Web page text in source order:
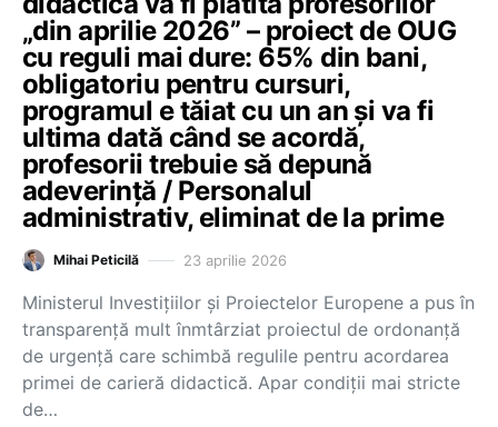
„din aprilie 2026” – proiect de OUG
cu reguli mai dure: 65% din bani,
obligatoriu pentru cursuri,
programul e tăiat cu un an și va fi
ultima dată când se acordă,
profesorii trebuie să depună
adeverință / Personalul
administrativ, eliminat de la prime
Mihai Peticilă 23 aprilie 2026
Ministerul Investițiilor și Proiectelor Europene a pus în
transparență mult înmtârziat proiectul de ordonanță
de urgență care schimbă regulile pentru acordarea
primei de carieră didactică. Apar condiții mai stricte
de…